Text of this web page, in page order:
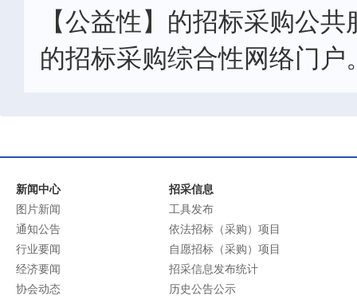
【公益性】的招标采购公
的招标采购综合性网络门户
新闻中心
图片新闻
通知公告
行业要闻
经济要闻
协会动态
招采信息
工具发布
依法招标（采购）项目
自愿招标（采购）项目
招采信息发布统计
历史公告公示